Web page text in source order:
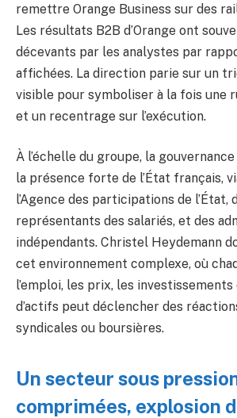
remettre Orange Business sur des
Les résultats B2B d’Orange ont
décevants par les analystes par
affichées. La direction parie sur un
visible pour symboliser à la fois une
et un recentrage sur l’exécution.
À l’échelle du groupe, la
la présence forte de l’État français,
l’Agence des participations de l’État,
représentants des salariés, et des
indépendants. Christel Heydemann
cet environnement complexe, où
l’emploi, les prix, les investissements
d’actifs peut déclencher des
syndicales ou boursières.
Un secteur sous
comprimées, explosion